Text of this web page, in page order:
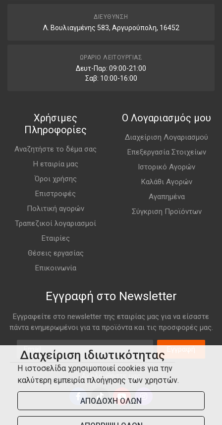
ΔΙΕΎΘΥΝΣΗ
Λ. Βουλιαγμένης 583, Αργυρούπολη, 16452
ΩΡΆΡΙΟ ΛΕΙΤΟΥΡΓΊΑΣ
Δευτ-Παρ: 09:00-21:00
Σαβ: 10:00-16:00
Χρήσιμες
Πληροφορίες
Αναζητήστε το δέμα σας
Η εταιρία μας
Όροι χρήσης
Επιστροφές
Πολιτική αγορών
Τραπεζικοί λογαριασμοί
Εταιρίες
Θέσεις εργασίας
Επικοινωνία
Ο Λογαριασμός μου
Διαχείριση Λογαριασμού
Επεξεργασία Στοιχείων
Ιστορικό Αγορών
Καλάθι Αγορών
Αγαπημένα
Σύγκριση Προϊόντων
Εγγραφή στο Newsletter
Εγγραφείτε στο newsletter της εταιρίας μας για να είσαστε
πάντα ενημερωμένοι για τα προϊόντα και τις προσφορές μας.
Email
Εγγραφή
Ακολουθήστε μας
Διαχείριση ιδιωτικότητας
Η ιστοσελίδα χρησιμοποιεί cookies για την
καλύτερη εμπειρία πλοήγησης των χρηστών.
ΑΠΟΔΟΧΗ ΟΛΩΝ